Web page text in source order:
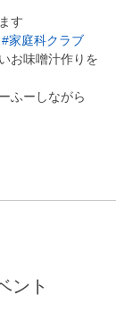
す
#家庭科クラブ
お味噌汁作りを
ふーしながら
ント